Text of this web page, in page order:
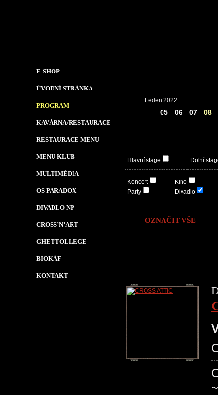
E-SHOP
ÚVODNÍ STRÁNKA
PROGRAM
KAVÁRNA/RESTAURACE
RESTAURACE MENU
MENU KLUB
MULTIMÉDIA
OS PARADOX
DIVADLO NP
CROSS’N’ART
GHETTOLLEGE
BIOKÁF
KONTAKT
Leden 2022
05 06 07 08
Hlavní stage Dolní
Koncert
Party
Kino
Divadlo
OZNAČIT VŠE